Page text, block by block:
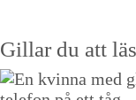
Gillar du att